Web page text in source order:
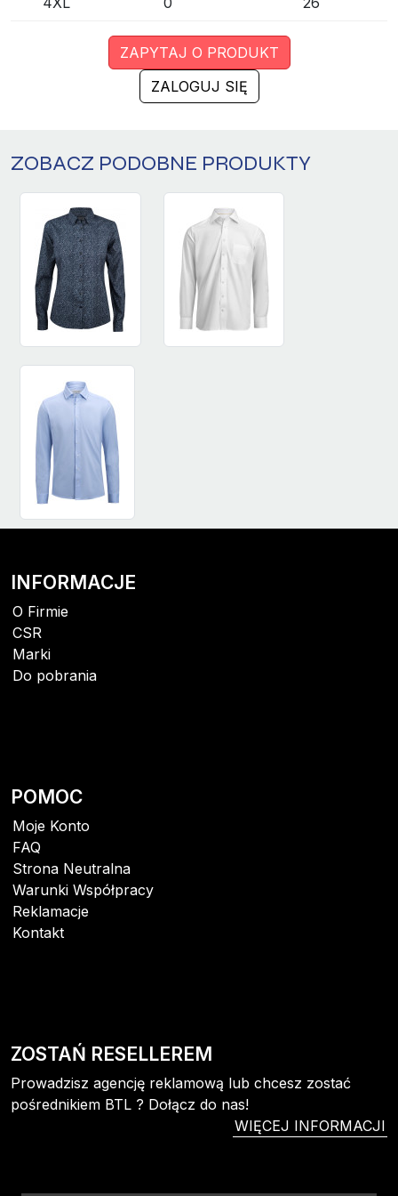
ZALOGUJ SIĘ
ZAPYTAJ O PRODUKT
ZOBACZ PODOBNE PRODUKTY
INFORMACJE
O Firmie
CSR
Marki
Do pobrania
POMOC
Moje Konto
FAQ
Strona Neutralna
Warunki Współpracy
Reklamacje
Kontakt
ZOSTAŃ RESELLEREM
Prowadzisz agencję reklamową lub chcesz zostać
pośrednikiem BTL ? Dołącz do nas!
WIĘCEJ INFORMACJI